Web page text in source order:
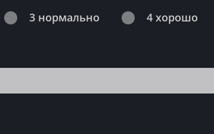
3 нормально 4 хорошо